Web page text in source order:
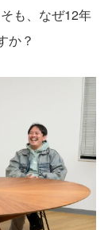
も、なぜ12年
か？